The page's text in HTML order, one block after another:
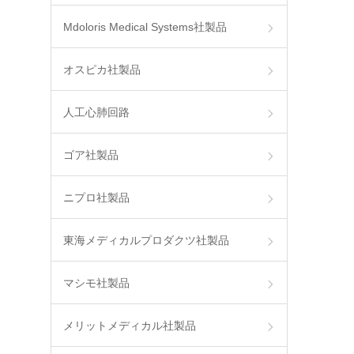
Mdoloris Medical Systems社製品
オスピカ社製品
人工心肺回路
ゴア社製品
ニプロ社製品
東海メディカルプロダクツ社製品
マシモ社製品
メリットメディカル社製品